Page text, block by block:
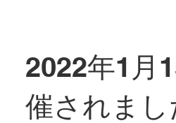
2022年1月
催されま